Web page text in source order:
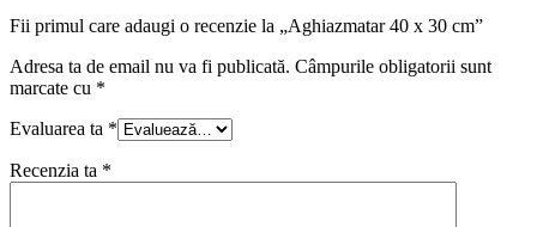
Fii primul care adaugi o recenzie la „Aghiazmatar 40 x 30 cm”
Adresa ta de email nu va fi publicată. Câmpurile obligatorii sunt
marcate cu *
Evaluarea ta *
Recenzia ta *